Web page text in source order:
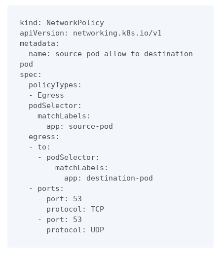
kind: NetworkPolicy
apiVersion: networking.k8s.io/v1
metadata:
pod
spec:
      protocol: UDP